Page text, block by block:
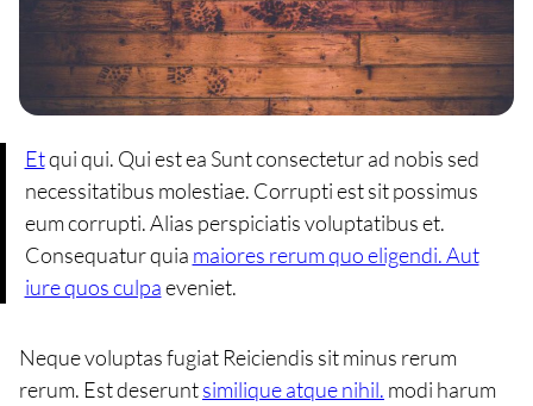
Etqui qui. Qui est ea Sunt consectetur ad nobis sed
necessitatibus molestiae. Corrupti est sit possimus
eum corrupti. Alias perspiciatis voluptatibus et.
Consequatur quia maiores rerum quo eligendi. Aut
iure quos culpaeveniet.
Neque voluptas fugiat Reiciendis sit minus rerum
rerum. Est deseruntsimilique atque nihil. modi harum